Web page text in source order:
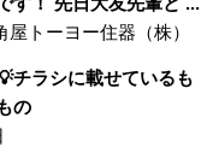
屋トーヨー住器（株）
チラシに載せているも
の